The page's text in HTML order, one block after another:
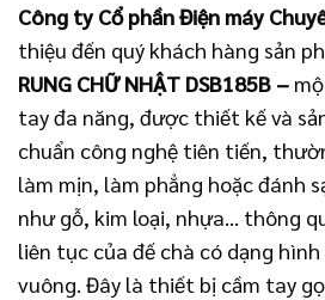
Công ty Cổ phần Điện máy
thiệu đến quý khách hàng sản
RUNG CHỮ NHẬT DSB185B –
tay đa năng, được thiết kế và
chuẩn công nghệ tiên tiến,
làm mịn, làm phẳng hoặc đánh
như gỗ, kim loại, nhựa… thông
liên tục của đế chà có dạng
vuông. Đây là thiết bị cầm tay